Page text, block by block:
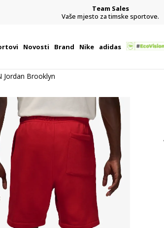
Team Sales
Vaše mjesto za timske sportove.
Novosti Brand Nike adidas
Jordan Brooklyn